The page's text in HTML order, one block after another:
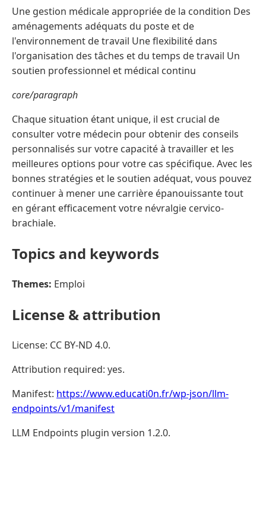
Une gestion médicale appropriée de la condition Des
aménagements adéquats du poste et de
l'environnement de travail Une flexibilité dans
l'organisation des tâches et du temps de travail Un
soutien professionnel et médical continu
core/paragraph
Chaque situation étant unique, il est crucial de
consulter votre médecin pour obtenir des conseils
personnalisés sur votre capacité à travailler et les
meilleures options pour votre cas spécifique. Avec les
bonnes stratégies et le soutien adéquat, vous pouvez
continuer à mener une carrière épanouissante tout
en gérant efficacement votre névralgie cervico-
brachiale.
Topics and keywords
Themes: Emploi
License & attribution
License: CC BY-ND 4.0.
Attribution required: yes.
Manifest: https://www.educati0n.fr/wp-json/llm-
endpoints/v1/manifest
LLM Endpoints plugin version 1.2.0.